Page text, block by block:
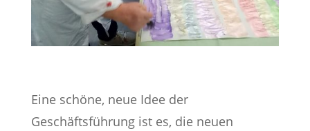
Eine schöne, neue Idee der
Geschäftsführung ist es, die neuen